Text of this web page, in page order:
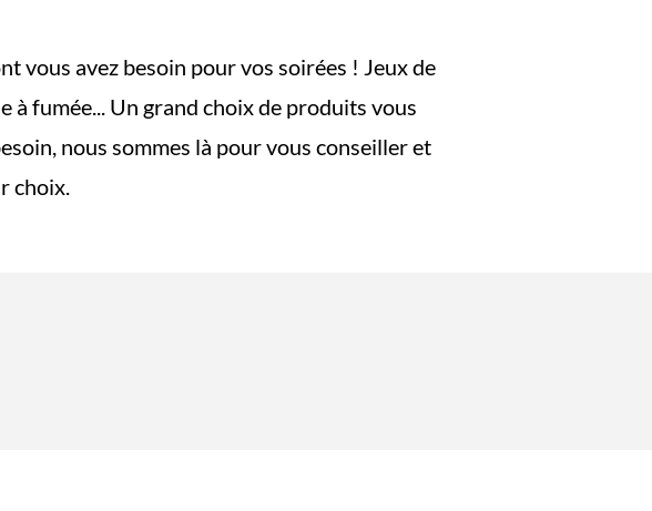
vous avez besoin pour vos soirées ! Jeux de
à fumée... Un grand choix de produits vous
nous sommes là pour vous conseiller et
choix.